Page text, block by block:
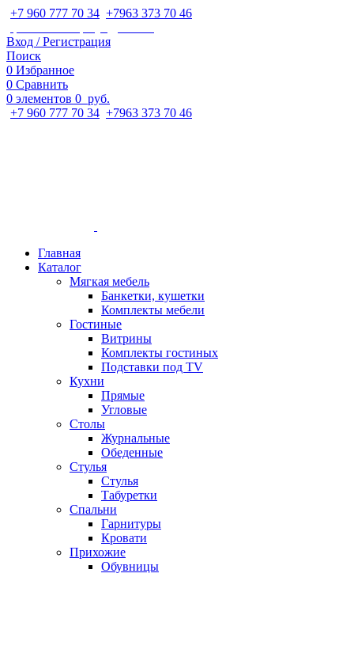
+7 960 777 70 34 +7963 373 70 46
Вход / Регистрация
Поиск
0 Избранное
0 Сравнить
0 элементов 0 руб.
+7 960 777 70 34 +7963 373 70 46
Главная
Каталог
Мягкая мебель
Банкетки, кушетки
Комплекты мебели
Гостиные
Витрины
Комплекты гостиных
Подставки под TV
Кухни
Прямые
Угловые
Столы
Журнальные
Обеденные
Стулья
Стулья
Табуретки
Спальни
Гарнитуры
Кровати
Прихожие
Обувницы